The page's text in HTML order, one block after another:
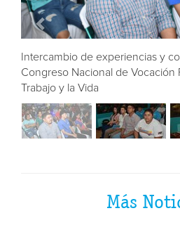
Intercambio de experiencias y
Congreso Nacional de Vocación
Trabajo y la Vida
Más